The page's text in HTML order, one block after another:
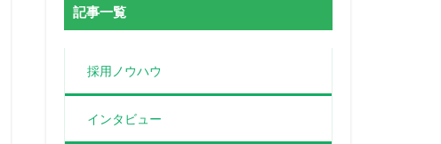
記事一覧
採用ノウハウ
インタビュー